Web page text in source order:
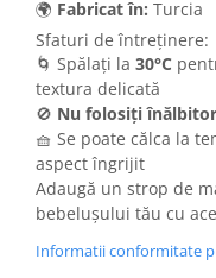
🌍 Fabricat în: Turcia
Sfaturi de întreținere:
🌀 Spălați la 30°C
textura delicată
🚫 Nu folosiți înălbitor
🧺 Se poate călca la
aspect îngrijit
Adaugă un strop de
bebelușului tău cu
Informatii conformitate